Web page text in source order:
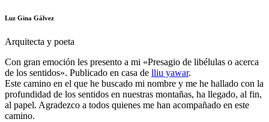
Luz Gina Gálvez
Arquitecta y poeta
Con gran emoción les presento a mi «Presagio de libélulas o acerca
de los sentidos». Publicado en casa de lliu yawar.
Este camino en el que he buscado mi nombre y me he hallado con la
profundidad de los sentidos en nuestras montañas, ha llegado, al fin,
al papel. Agradezco a todos quienes me han acompañado en este
camino.